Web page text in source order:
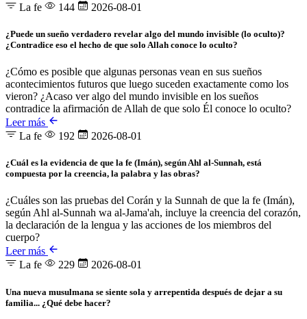
La fe
144 2026-08-01
¿Puede un sueño verdadero revelar algo del mundo invisible (lo oculto)?
¿Contradice eso el hecho de que solo Allah conoce lo oculto?
¿Cómo es posible que algunas personas vean en sus sueños
acontecimientos futuros que luego suceden exactamente como los
vieron? ¿Acaso ver algo del mundo invisible en los sueños
contradice la afirmación de Allah de que solo Él conoce lo oculto?
Leer más
La fe
192 2026-08-01
¿Cuál es la evidencia de que la fe (Imán), según Ahl al-Sunnah, está
compuesta por la creencia, la palabra y las obras?
¿Cuáles son las pruebas del Corán y la Sunnah de que la fe (Imán),
según Ahl al-Sunnah wa al-Jama'ah, incluye la creencia del corazón,
la declaración de la lengua y las acciones de los miembros del
cuerpo?
Leer más
La fe
229 2026-08-01
Una nueva musulmana se siente sola y arrepentida después de dejar a su
familia... ¿Qué debe hacer?